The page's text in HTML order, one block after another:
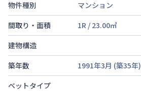
物件種別
マンション
間取り・面積
1R / 23.00㎡
建物構造
築年数
1991年3月 (築35年)
ベットタイプ